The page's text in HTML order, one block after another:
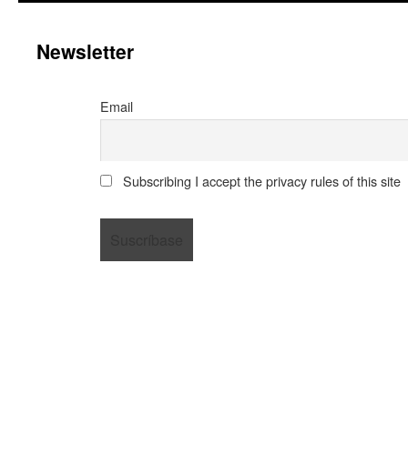
Newsletter
Email
Subscribing I accept the privacy rules of this site